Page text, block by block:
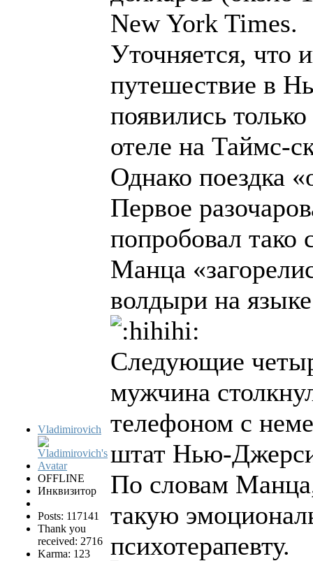
Vladimirovich
OFFLINE
Инквизитор
Posts: 117141
Thank you
received: 2716
Karma: 123
New York Times.
Уточняется, что
путешествие в
появились
отеле на Таймс-
Однако поездка
Первое
попробовал тако
Манца
волдыри на
Следующие
мужчина
телефоном с
штат Нью-
По словам
такую
психотерапевту.